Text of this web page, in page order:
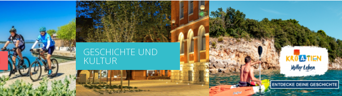
GESCHICHTE UND
KULTUR